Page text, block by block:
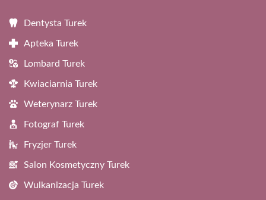
Dentysta Turek
Apteka Turek
Lombard Turek
Kwiaciarnia Turek
Weterynarz Turek
Fotograf Turek
Fryzjer Turek
Salon Kosmetyczny Turek
Wulkanizacja Turek